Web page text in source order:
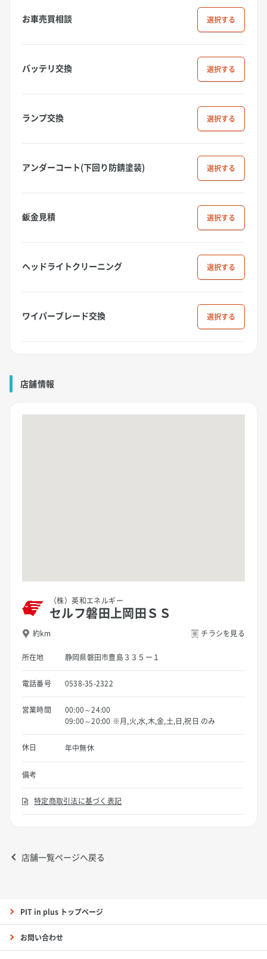
お車売買相談 選択
バッテリ交換 選択
ランプ交換 選択
アンダーコート(下回り防錆塗装) 選択
鈑金見積 選択
ヘッドライトクリーニング 選択
ワイパーブレード交換 選択
店舗情報
（株）英和エネルギー
セルフ磐田上岡田ＳＳ
約km チラシを見る
所在地 静岡県磐田市豊島３３５ー１
電話番号 0538-35-2322
営業時間
00:00～24:00
09:00～20:00 ※月,火,水,木,金,土,日,祝日 のみ
休日 年中無休
備考
特定商取引法に基づく表記
店舗一覧ページへ戻る
PIT in plus トップページ
お問い合わせ